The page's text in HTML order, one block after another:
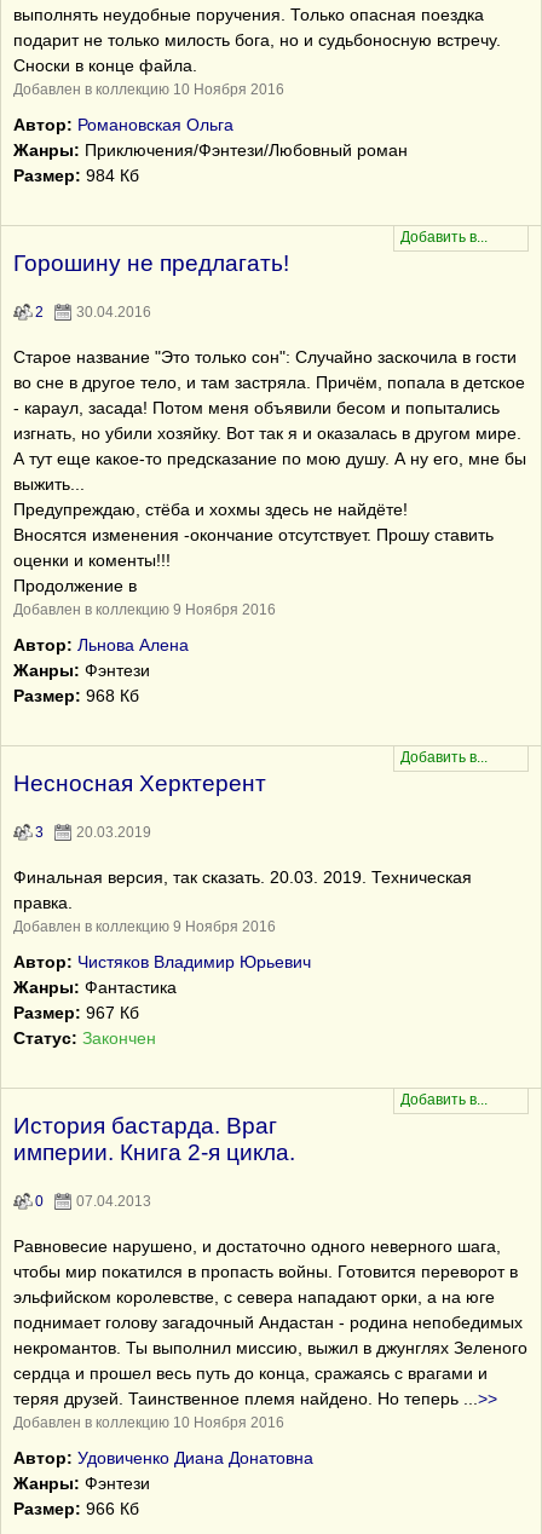
выполнять неудобные поручения. Только опасная поездка
подарит не только милость бога, но и судьбоносную встречу.
Сноски в конце файла.
Добавлен в коллекцию 10 Ноября 2016
Автор: Романовская Ольга
Жанры: Приключения/Фэнтези/Любовный роман
Размер: 984 Кб
Горошину не предлагать!
2 30.04.2016
Старое название "Это только сон": Случайно заскочила в гости
во сне в другое тело, и там застряла. Причём, попала в детское
- караул, засада! Потом меня объявили бесом и попытались
изгнать, но убили хозяйку. Вот так я и оказалась в другом мире.
А тут еще какое-то предсказание по мою душу. А ну его, мне бы
выжить...
Предупреждаю, стёба и хохмы здесь не найдёте!
Вносятся изменения -окончание отсутствует. Прошу ставить
оценки и коменты!!!
Продолжение в
Добавлен в коллекцию 9 Ноября 2016
Автор: Льнова Алена
Жанры: Фэнтези
Размер: 968 Кб
Несносная Херктерент
3 20.03.2019
Финальная версия, так сказать. 20.03. 2019. Техническая
правка.
Добавлен в коллекцию 9 Ноября 2016
Автор: Чистяков Владимир Юрьевич
Жанры: Фантастика
Размер: 967 Кб
Статус: Закончен
История бастарда. Враг
империи. Книга 2-я цикла.
0 07.04.2013
Равновесие нарушено, и достаточно одного неверного шага,
чтобы мир покатился в пропасть войны. Готовится переворот в
эльфийском королевстве, с севера нападают орки, а на юге
поднимает голову загадочный Андастан - родина непобедимых
некромантов. Ты выполнил миссию, выжил в джунглях Зеленого
сердца и прошел весь путь до конца, сражаясь с врагами и
теряя друзей. Таинственное племя найдено. Но теперь
>>
Добавлен в коллекцию 10 Ноября 2016
Автор: Удовиченко Диана Донатовна
Жанры: Фэнтези
Размер: 966 Кб